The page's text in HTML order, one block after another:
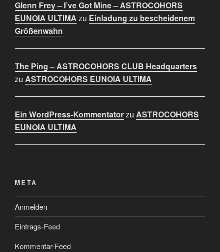
Glenn Frey – I’ve Got Mine – ASTROCOHORS
EUNOIA ULTIMA zu Einladung zu bescheidenem
Größenwahn
The Ping – ASTROCOHORS CLUB Headquarters
zu ASTROCOHORS EUNOIA ULTIMA
Ein WordPress-Kommentatorzu ASTROCOHORS
EUNOIA ULTIMA
META
Anmelden
Eintrags-Feed
Kommentar-Feed